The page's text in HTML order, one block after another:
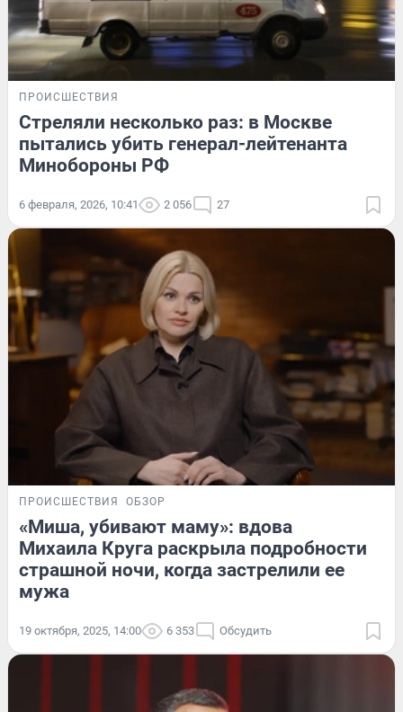
ПРОИСШЕСТВИЯ
Стреляли несколько раз: в Москве
пытались убить генерал-лейтенанта
Минобороны РФ
6 февраля, 2026, 10:41 2 056 27
ПРОИСШЕСТВИЯ ОБЗОР
«Миша, убивают маму»: вдова
Михаила Круга раскрыла подробности
страшной ночи, когда застрелили ее
мужа
19 октября, 2025, 14:00 6 353 Обсудить